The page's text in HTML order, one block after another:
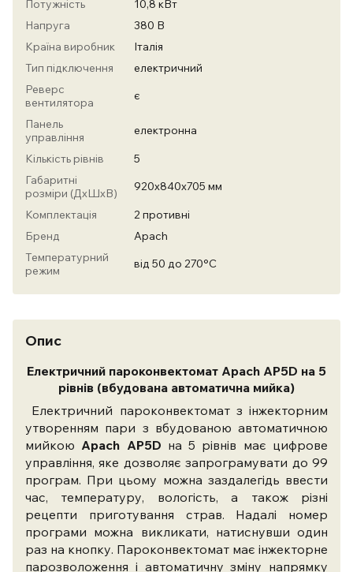
Потужність
10,8 кВт
Напруга
380 В
Країна виробник
Італія
Тип підключення
електричний
Реверс
вентилятора
є
Панель
управління
електронна
Кількість рівнів
5
Габаритні
розміри (ДхШхВ)
920х840х705 мм
Комплектація
2 противні
Бренд
Apach
Температурний
режим
від 50 до 270°C
Опис
Електричний пароконвектомат Apach AP5D на 5
рівнів (вбудована автоматична мийка)
Електричний пароконвектомат з інжекторним
утворенням пари з вбудованою автоматичною
мийкою Apach AP5D на 5 рівнів має цифрове
управління, яке дозволяє запрограмувати до 99
програм. При цьому можна заздалегідь ввести
час, температуру, вологість, а також різні
рецепти приготування страв. Надалі номер
програми можна викликати, натиснувши один
раз на кнопку. Пароконвектомат має інжекторне
парозволоження і автоматичну зміну напрямку